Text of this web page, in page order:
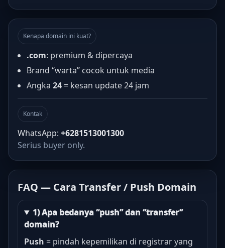
Kenapa domain ini kuat?
.com: premium & dipercaya
Brand “warta” cocok untuk media
Angka 24 = kesan update 24 jam
Kontak
WhatsApp: +6281513001300
Serius buyer only.
FAQ — Cara Transfer / Push Domain
1) Apa bedanya “push” dan “transfer”
domain?
Push = pindah kepemilikan di registrar yang